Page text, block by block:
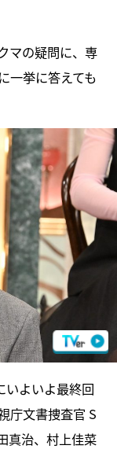
マの疑問に、専
一挙に答えても
いよいよ最終回
庁文書捜査官 S
真治、村上佳菜